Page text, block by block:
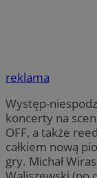
reklama
Występ-
koncerty na
OFF, a także
całkiem nową
gry. Michał